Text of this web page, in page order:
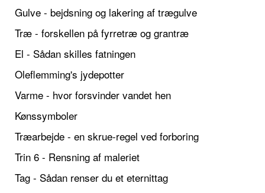
Gulve - bejdsning og lakering af trægulve
Træ - forskellen på fyrretræ og grantræ
El - Sådan skilles fatningen
Oleflemming's jydepotter
Varme - hvor forsvinder vandet hen
Kønssymboler
Træarbejde - en skrue-regel ved forboring
Trin 6 - Rensning af maleriet
Tag - Sådan renser du et eternittag